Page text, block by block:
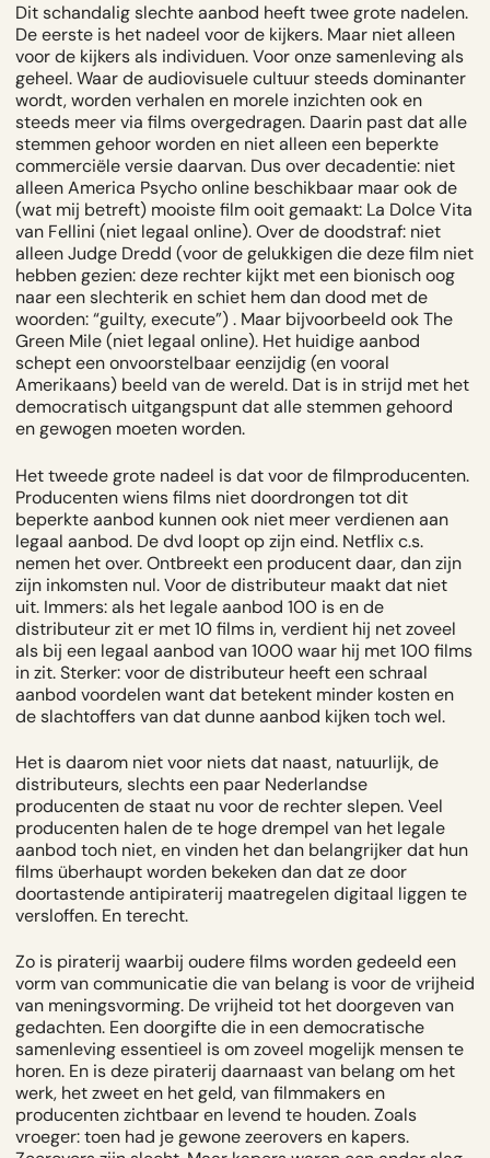
Dit schandalig slechte aanbod heeft twee grote nadelen.
De eerste is het nadeel voor de kijkers. Maar niet alleen
voor de kijkers als individuen. Voor onze samenleving als
geheel. Waar de audiovisuele cultuur steeds dominanter
wordt, worden verhalen en morele inzichten ook en
steeds meer via films overgedragen. Daarin past dat alle
stemmen gehoor worden en niet alleen een beperkte
commerciële versie daarvan. Dus over decadentie: niet
alleen America Psycho online beschikbaar maar ook de
(wat mij betreft) mooiste film ooit gemaakt: La Dolce Vita
van Fellini (niet legaal online). Over de doodstraf: niet
alleen Judge Dredd (voor de gelukkigen die deze film niet
hebben gezien: deze rechter kijkt met een bionisch oog
naar een slechterik en schiet hem dan dood met de
woorden: “guilty, execute”) . Maar bijvoorbeeld ook The
Green Mile (niet legaal online). Het huidige aanbod
schept een onvoorstelbaar eenzijdig (en vooral
Amerikaans) beeld van de wereld. Dat is in strijd met het
democratisch uitgangspunt dat alle stemmen gehoord
en gewogen moeten worden.
Het tweede grote nadeel is dat voor de filmproducenten.
Producenten wiens films niet doordrongen tot dit
beperkte aanbod kunnen ook niet meer verdienen aan
legaal aanbod. De dvd loopt op zijn eind. Netflix c.s.
nemen het over. Ontbreekt een producent daar, dan zijn
zijn inkomsten nul. Voor de distributeur maakt dat niet
uit. Immers: als het legale aanbod 100 is en de
distributeur zit er met 10 films in, verdient hij net zoveel
als bij een legaal aanbod van 1000 waar hij met 100 films
in zit. Sterker: voor de distributeur heeft een schraal
aanbod voordelen want dat betekent minder kosten en
de slachtoffers van dat dunne aanbod kijken toch wel.
Het is daarom niet voor niets dat naast, natuurlijk, de
distributeurs, slechts een paar Nederlandse
producenten de staat nu voor de rechter slepen. Veel
producenten halen de te hoge drempel van het legale
aanbod toch niet, en vinden het dan belangrijker dat hun
films überhaupt worden bekeken dan dat ze door
doortastende antipiraterij maatregelen digitaal liggen te
versloffen. En terecht.
Zo is piraterij waarbij oudere films worden gedeeld een
vorm van communicatie die van belang is voor de vrijheid
van meningsvorming. De vrijheid tot het doorgeven van
gedachten. Een doorgifte die in een democratische
samenleving essentieel is om zoveel mogelijk mensen te
horen. En is deze piraterij daarnaast van belang om het
werk, het zweet en het geld, van filmmakers en
producenten zichtbaar en levend te houden. Zoals
vroeger: toen had je gewone zeerovers en kapers.